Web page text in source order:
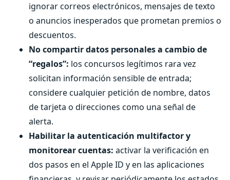
ignorar correos electrónicos, mensajes de texto
o anuncios inesperados que prometan premios o
descuentos.
No compartir datos personales a cambio de
“regalos”: los concursos legítimos rara vez
solicitan información sensible de entrada;
considere cualquier petición de nombre, datos
de tarjeta o direcciones como una señal de
alerta.
Habilitar la autenticación multifactor y
monitorear cuentas: activar la verificación en
dos pasos en el Apple ID y en las aplicaciones